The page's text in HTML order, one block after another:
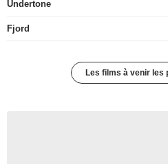
Undertone
Fjord
Les films à venir les